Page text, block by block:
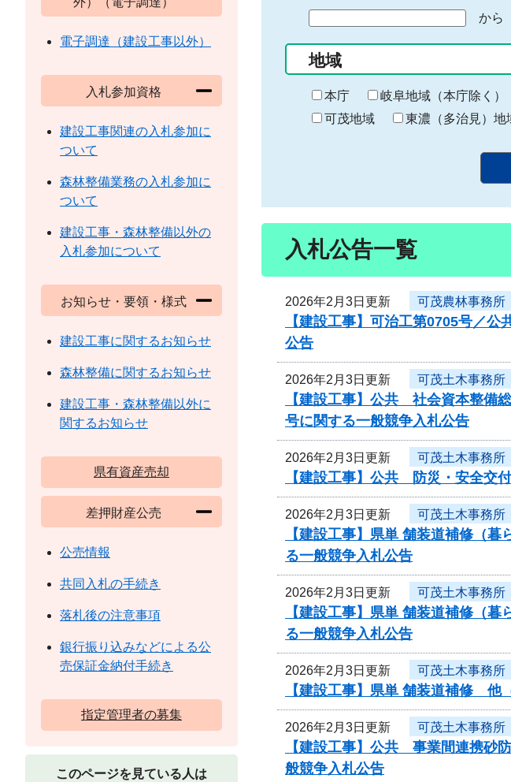
の
始
ま
り
から
地域
本庁 岐阜地域（本庁除く）
可茂地域
東濃（多治見）地
入札公告一覧
2026年2月3日更新 可茂農林事務所
【建設工事】可治工第0705号／
公告
2026年2月3日更新 可茂土木事務所
【建設工事】公共 社会資本整備
号に関する一般競争入札公告
2026年2月3日更新 可茂土木事務所
【建設工事】公共 防災・安全交
2026年2月3日更新 可茂土木事務所
【建設工事】県単 舗装道補修（
る一般競争入札公告
2026年2月3日更新 可茂土木事務所
【建設工事】県単 舗装道補修（
る一般競争入札公告
2026年2月3日更新 可茂土木事務所
【建設工事】県単 舗装道補修 他
2026年2月3日更新 可茂土木事務所
【建設工事】公共 事業間連携砂
般競争入札公告
電子調達（建設工事以外）
入札参加資格
建設工事関連の入札参加に
ついて
森林整備業務の入札参加に
ついて
建設工事・森林整備以外の
入札参加について
お知らせ・要領・様式
建設工事に関するお知らせ
森林整備に関するお知らせ
建設工事・森林整備以外に
関するお知らせ
県有資産売却
差押財産公売
公売情報
共同入札の手続き
落札後の注意事項
銀行振り込みなどによる公
売保証金納付手続き
指定管理者の募集
このページを見ている人は